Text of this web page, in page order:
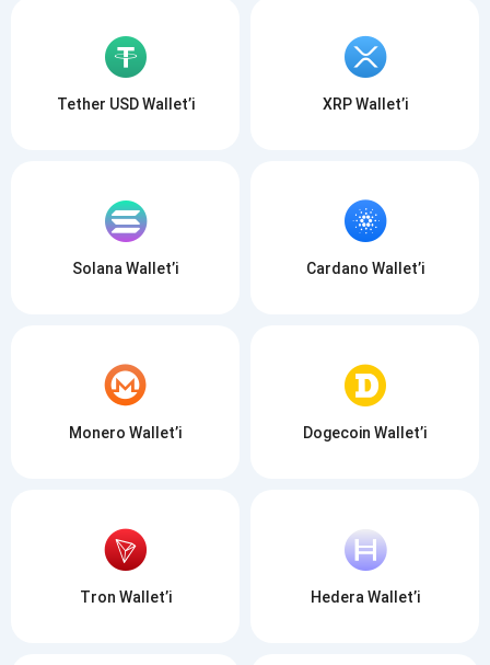
Tether USD Wallet’i XRP Wallet’i
Solana Wallet’i Cardano Wallet’i
Monero Wallet’i Dogecoin Wallet’i
Tron Wallet’i Hedera Wallet’i